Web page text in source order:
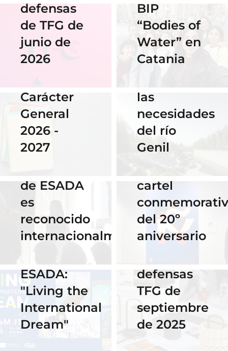
defensas
de TFG de
junio de
2026
BIP
“Bodies of
Water” en
Catania
14 Abril 2026
Carácter
General
2026 -
2027
06 Abril 2026
Cauce: El
diseño que
las
necesidades
del río
Genil
28 Noviembre
2025
de ESADA
es
reconocido
internacionalmente
18 Noviembre
2025
Nuestra
alumna
gana el
concurso
del
Instituto
Cervantes
de Praga
cartel
del 20º
aniversario
02 Octubre 2025
Celebra los
#ErasmusDays
ESADA:
"Living the
International
Dream"
16 Septiembre
2025
Horario y
acceso al
streaming
de las
defensas
TFG de
septiembre
de 2025